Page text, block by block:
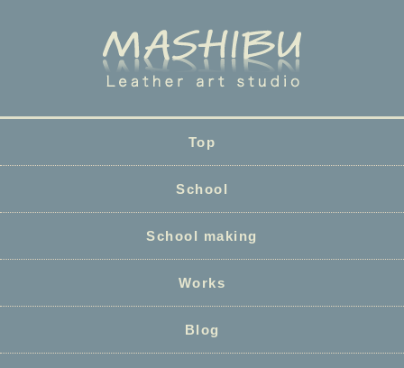
Top
School
School making
Works
Blog